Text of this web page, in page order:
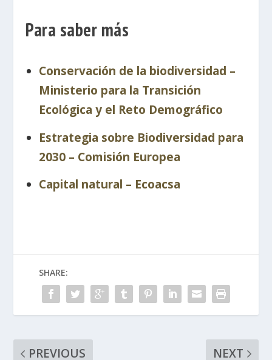
Para saber más
Conservación de la biodiversidad –
Ministerio para la Transición
Ecológica y el Reto Demográfico
Estrategia sobre Biodiversidad para
2030 – Comisión Europea
Capital natural – Ecoacsa
SHARE:
PREVIOUS
NEXT